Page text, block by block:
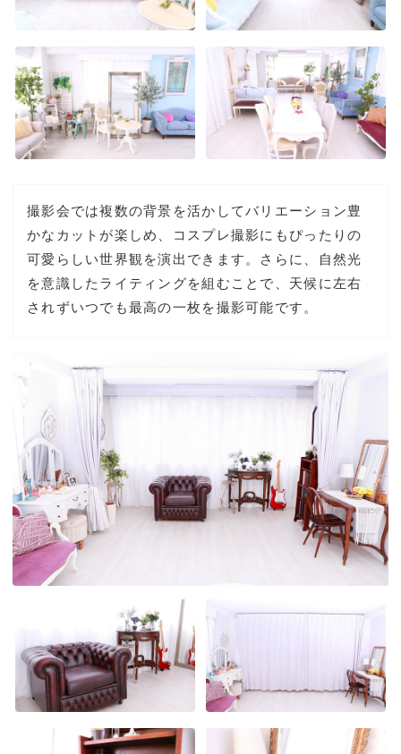
撮影会では複数の背景を活かしてバリエーション豊
かなカットが楽しめ、コスプレ撮影にもぴったりの
可愛らしい世界観を演出できます。さらに、自然光
を意識したライティングを組むことで、天候に左右
されずいつでも最高の一枚を撮影可能です。